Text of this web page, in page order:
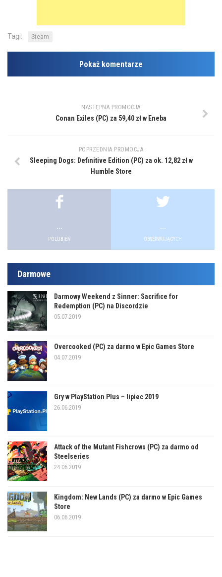
Tagi: Steam
Pokaż komentarze
NASTĘPNA PROMOCJA
Conan Exiles (PC) za 59,40 zł w Eneba
POPRZEDNIA PROMOCJA
Sleeping Dogs: Definitive Edition (PC) za ok. 12,82 zł w
Humble Store
...
POLUBIEŃ
...
OBSERWUJĄCYCH
Darmowe
Darmowy Weekend z Sinner: Sacrifice for
Redemption (PC) na Discordzie
05.07.2019
Overcooked (PC) za darmo w Epic Games Store
04.07.2019
Gry w PlayStation Plus – lipiec 2019
26.06.2019
Attack of the Mutant Fishcrows (PC) za darmo od
Steelseries
24.06.2019
Kingdom: New Lands (PC) za darmo w Epic Games
Store
06.06.2019